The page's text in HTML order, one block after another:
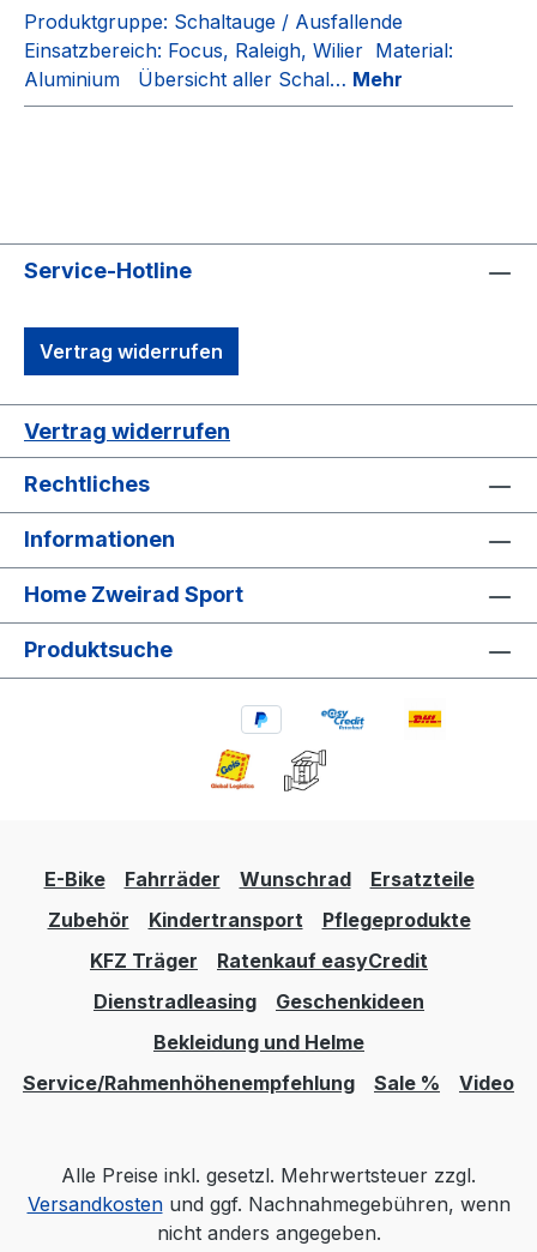
Produktgruppe: Schaltauge / Ausfallende
Einsatzbereich: Focus, Raleigh, Wilier Material:
Aluminium Übersicht aller Schal… Mehr
Service-Hotline
Vertrag widerrufen
Vertrag widerrufen
Rechtliches
Informationen
Home Zweirad Sport
Produktsuche
E-Bike Fahrräder Wunschrad
Ersatzteile
Zubehör
Kindertransport
Pflegeprodukte
KFZ Träger
Ratenkauf easyCredit
Dienstradleasing
Geschenkideen
Bekleidung und Helme
Service/Rahmenhöhenempfehlung
Sale % Video
Alle Preise inkl. gesetzl. Mehrwertsteuer zzgl.
Versandkostenund ggf. Nachnahmegebühren, wenn
nicht anders angegeben.